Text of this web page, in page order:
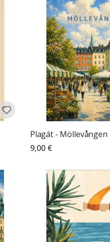
Plagát - Möllevången
9,00 €